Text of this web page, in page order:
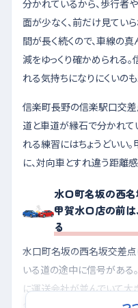
分かれているから、歩行者
面が少なく、前だけ見てい
間が長く続くので、車線の
減をゆっくり確かめられる
れる気持ちになりにくいの
信楽町長野の信楽駅口交
道と車道が縁石で分かれて
れる練習にはちょうどいい
に、対向車とすれ違う距離
水口町名坂の西
甲賀水口店の前
る
水口町名坂の西名坂交差点
いる道の途中に信号がある
に運送会社が並んでいて大